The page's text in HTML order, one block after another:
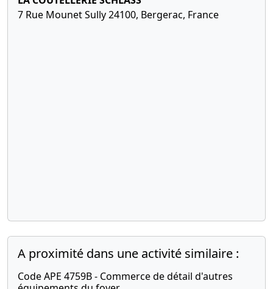
7 Rue Mounet Sully 24100, Bergerac, France
A proximité dans une activité similaire :
Code APE 4759B - Commerce de détail d'autres